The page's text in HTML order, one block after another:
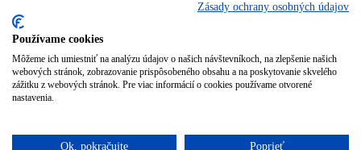
Aromaterapia
Homeopatia
Individuálna a partnerská numerológia
Numerológia – kľúč života
Theta Healing
Blog
Zásady ochrany osobných údajov
Používame cookies
Môžeme ich umiestniť na analýzu údajov o našich návštevníkoch, na zlepšenie našich
webových stránok, zobrazovanie prispôsobeného obsahu a na poskytovanie skvelého
zážitku z webových stránok. Pre viac informácií o cookies používame otvorené
nastavenia.
Ok, pokračujte Poprieť